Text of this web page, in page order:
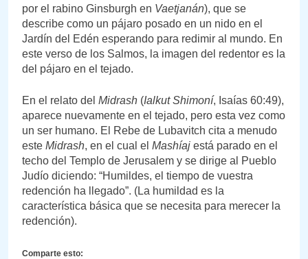
por el rabino Ginsburgh en Vaetjanán), que se
describe como un pájaro posado en un nido en el
Jardín del Edén esperando para redimir al mundo. En
este verso de los Salmos, la imagen del redentor es la
del pájaro en el tejado.
En el relato del Midrash (Ialkut Shimoní, Isaías 60:49),
aparece nuevamente en el tejado, pero esta vez como
un ser humano. El Rebe de Lubavitch cita a menudo
este Midrash, en el cual el Mashíaj está parado en el
techo del Templo de Jerusalem y se dirige al Pueblo
Judío diciendo: “Humildes, el tiempo de vuestra
redención ha llegado”. (La humildad es la
característica básica que se necesita para merecer la
redención).
Comparte esto: